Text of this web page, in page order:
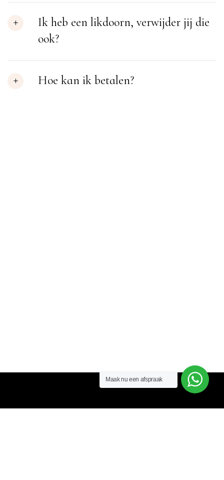
Ik heb een likdoorn, verwijder jij die
ook?
Hoe kan ik betalen?
Maak nu een afspraak